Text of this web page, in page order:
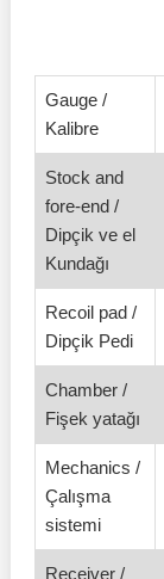
Gauge /
Kalibre
Stock and
fore-end /
Dipçik ve el
Kundağı
Recoil pad /
Dipçik Pedi
Chamber /
Fişek yatağı
Mechanics /
Çalışma
sistemi
Receiver /